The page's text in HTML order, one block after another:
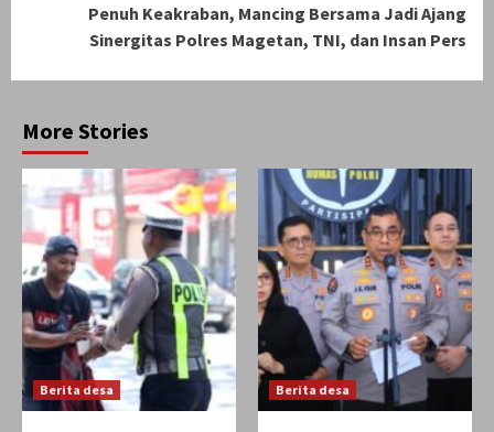
Penuh Keakraban, Mancing Bersama Jadi Ajang
Sinergitas Polres Magetan, TNI, dan Insan Pers
More Stories
Berita desa Berita desa